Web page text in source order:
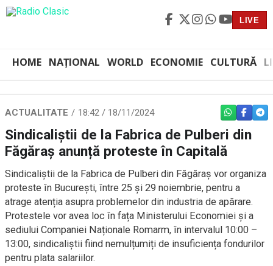
LIVE
HOME NAȚIONAL WORLD ECONOMIE CULTURĂ
ACTUALITATE 18:42 / 18/11/2024 WHATSAPP
Sindicaliștii de la Fabrica de Pulberi din
Făgăraș anunță proteste în Capitală
Sindicaliștii de la Fabrica de Pulberi din Făgăraș vor organiza
proteste în București, între 25 și 29 noiembrie, pentru a
atrage atenția asupra problemelor din industria de apărare.
Protestele vor avea loc în fața Ministerului Economiei și a
sediului Companiei Naționale Romarm, în intervalul 10:00 –
13:00, sindicaliștii fiind nemulțumiți de insuficiența fondurilor
pentru plata salariilor.